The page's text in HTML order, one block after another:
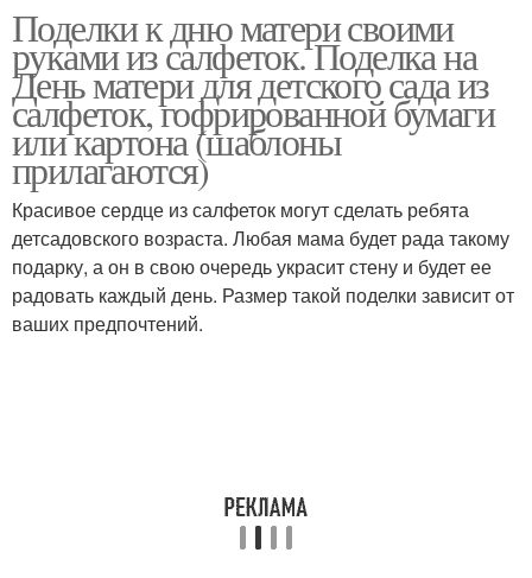
Поделки к дню матери своими
руками из салфеток. Поделка на
День матери для детского сада из
салфеток, гофрированной бумаги
или картона (шаблоны
прилагаются)
Красивое сердце из салфеток могут сделать ребята
детсадовского возраста. Любая мама будет рада такому
подарку, а он в свою очередь украсит стену и будет ее
радовать каждый день. Размер такой поделки зависит от
ваших предпочтений.